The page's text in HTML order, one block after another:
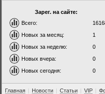
Зарег. на сайте:
Всего:
Новых за месяц:
1
Новых за неделю:
0
Новых вчера:
0
Новых сегодня:
0
Главная | Новости | Статьи | VIP |